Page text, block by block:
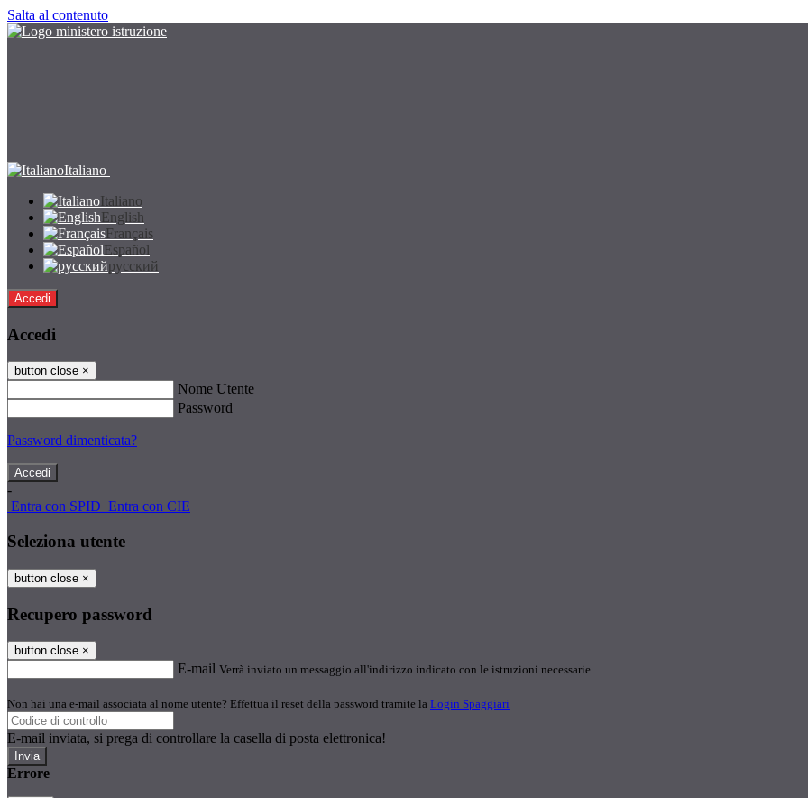
Salta al contenuto
Italiano
Italiano
English
Français
Español
русский
Accedi
Accedi
button close ×
Nome Utente
Password
Password dimenticata?
-
Entra con SPID Entra con CIE
Seleziona utente
button close ×
Recupero password
button close ×
E-mail Verrà inviato un messaggio all'indirizzo indicato con le istruzioni necessarie.
Non hai una e-mail associata al nome utente? Effettua il reset della password tramite la Login Spaggiari
E-mail inviata, si prega di controllare la casella di posta elettronica!
Errore